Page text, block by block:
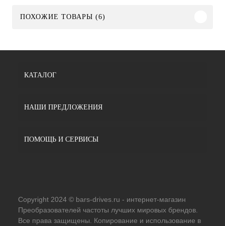
ПОХОЖИЕ ТОВАРЫ (6)
КАТАЛОГ
НАШИ ПРЕДЛОЖЕНИЯ
ПОМОЩЬ И СЕРВИСЫ
Copyright 2024 © bars-drives.ru - интернет-магазин
Преобразователей частоты лучших мировых брендов.
Все права защищены. Копирование и использование в